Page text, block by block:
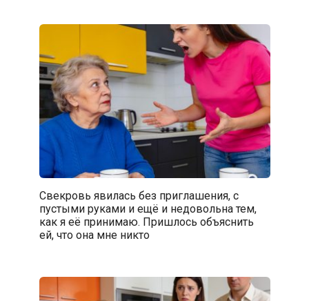
Свекровь явилась без приглашения, с
пустыми руками и ещё и недовольна тем,
как я её принимаю. Пришлось объяснить
ей, что она мне никто